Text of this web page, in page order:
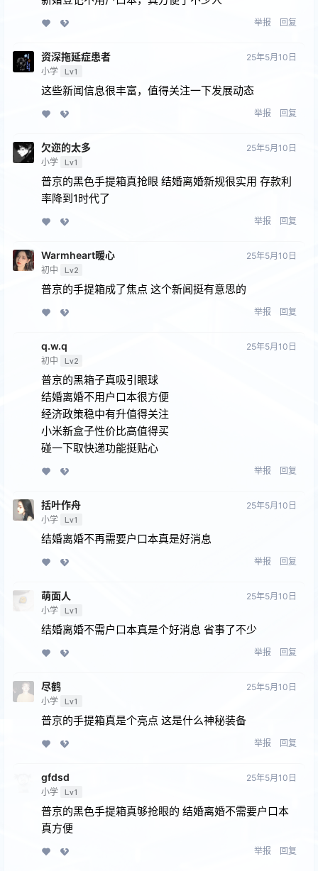
举报 回复
资深拖延症患者
小学 Lv1
25年5月10日
这些新闻信息很丰富，值得关注一下发展动态
举报 回复
欠迩的太多
小学 Lv1
25年5月10日
普京的黑色手提箱真抢眼 结婚离婚新规很实用 存款利
率降到1时代了
举报 回复
Warmheart暖心
初中 Lv2
25年5月10日
普京的手提箱成了焦点 这个新闻挺有意思的
举报 回复
q.w.q
初中 Lv2
25年5月10日
普京的黑箱子真吸引眼球
结婚离婚不用户口本很方便
经济政策稳中有升值得关注
小米新盒子性价比高值得买
碰一下取快递功能挺贴心
举报 回复
括叶作舟
小学 Lv1
25年5月10日
结婚离婚不再需要户口本真是好消息
举报 回复
萌面人
小学 Lv1
25年5月10日
结婚离婚不需户口本真是个好消息 省事了不少
举报 回复
尽鹤
小学 Lv1
25年5月10日
普京的手提箱真是个亮点 这是什么神秘装备
举报 回复
gfdsd
小学 Lv1
25年5月10日
普京的黑色手提箱真够抢眼的 结婚离婚不需要户口本
真方便
举报 回复